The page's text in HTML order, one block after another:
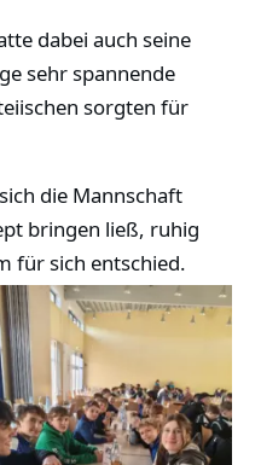
dabei auch seine
sehr spannende
sorgten für
die Mannschaft
bringen ließ, ruhig
für sich entschied.